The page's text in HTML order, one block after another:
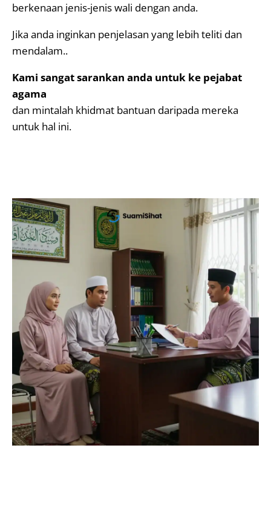
berkenaan jenis-jenis wali dengan anda.
Jika anda inginkan penjelasan yang lebih teliti dan
mendalam..
Kami sangat sarankan anda untuk ke pejabat
agama
dan mintalah khidmat bantuan daripada mereka
untuk hal ini.